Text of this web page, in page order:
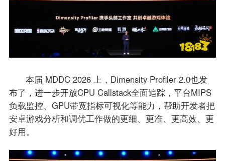
本届 MDDC 2026 上，Dimensity Profiler 2.0也发
布了，进一步开放CPU Callstack全面追踪，平台MIPS
负载监控、GPU带宽指标可视化等能力，帮助开发者把
安卓游戏分析和调优工作做的更细、更准、更高效、更
好用。